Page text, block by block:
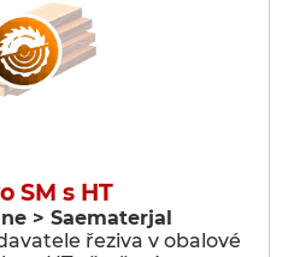
SM s HT
> Saematerjal
řeziva v obalové